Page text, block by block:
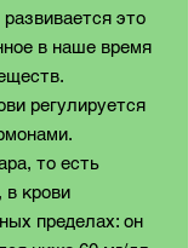
это
в наше время
регулируется
то есть
в крови
пределах: он